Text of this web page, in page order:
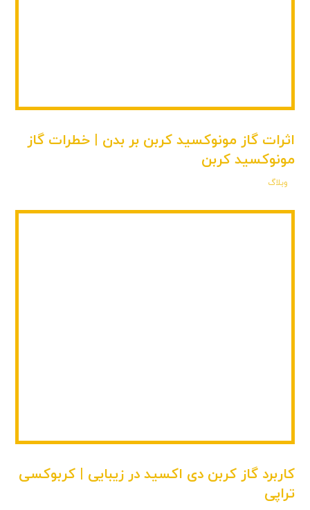
اثرات گاز مونوکسید کربن بر بدن | خطرات گاز
مونوکسید کربن
وبلاگ
کاربرد گاز کربن دی‌ اکسید در زیبایی | کربوکسی
تراپی